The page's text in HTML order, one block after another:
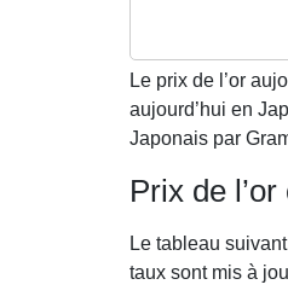
Le prix de l’or
aujourd’hui en
Japonais par
Prix de
Le tableau
taux sont mis à